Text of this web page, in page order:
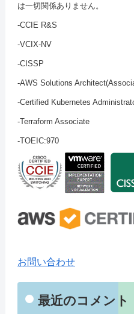
は一切関係ありません。
-CCIE R&S
-VCIX-NV
-CISSP
-AWS Solutions
-Certified Kubernetes
-Terraform Associate
-TOEIC:970
お問い合わせ
最近のコメント